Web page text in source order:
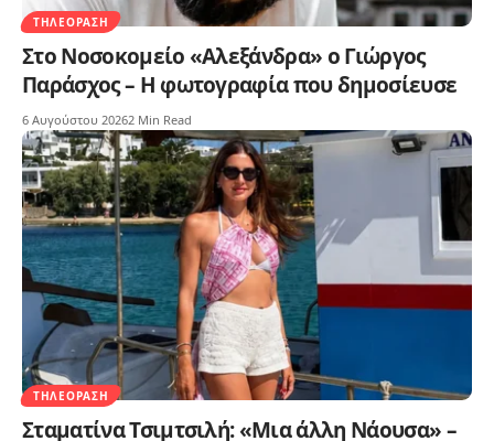
ΤΗΛΕΌΡΑΣΗ
Στο Νοσοκομείο «Αλεξάνδρα» ο Γιώργος
Παράσχος – Η φωτογραφία που δημοσίευσε
6 Αυγούστου 20262 Min Read
ΤΗΛΕΌΡΑΣΗ
Σταματίνα Τσιμτσιλή: «Μια άλλη Νάουσα» –